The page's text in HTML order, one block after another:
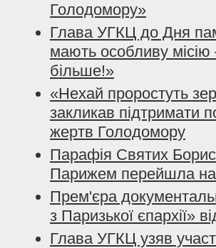
Голодомору»
Глава УГКЦ до Дня
мають особливу місію
більше!»
«Нехай проростуть
закликав підтримати
жертв Голодомору
Парафія Святих
Парижем перейшла на
Прем'єра
з Паризької єпархії»
Глава УГКЦ узяв